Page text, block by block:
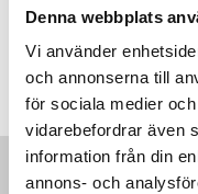
Denna webbplats
Vi använder
och annonserna till
för sociala medier
vidarebefordrar även
information från din
annons- och
Taggar: